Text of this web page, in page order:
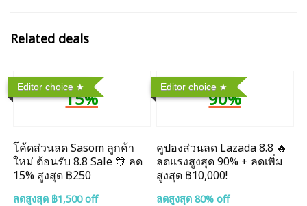
Related deals
Editor choice
15%
โค้ดส่วนลด Sasom ลูกค้า
ใหม่ ต้อนรับ 8.8 Sale 🎊 ลด
15% สูงสุด ฿250
ลดสูงสุด ฿1,500 off
Editor choice
90%
คูปองส่วนลด Lazada 8.8 🔥
ลดแรงสูงสุด 90% + ลดเพิ่ม
สูงสุด ฿10,000!
ลดสูงสุด 80% off